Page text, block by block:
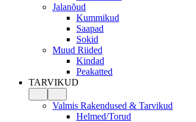
Jalanõud
Kummikud
Saapad
Sokid
Muud Riided
Kindad
Peakatted
TARVIKUD
Valmis Rakendused & Tarvikud
Helmed/Torud